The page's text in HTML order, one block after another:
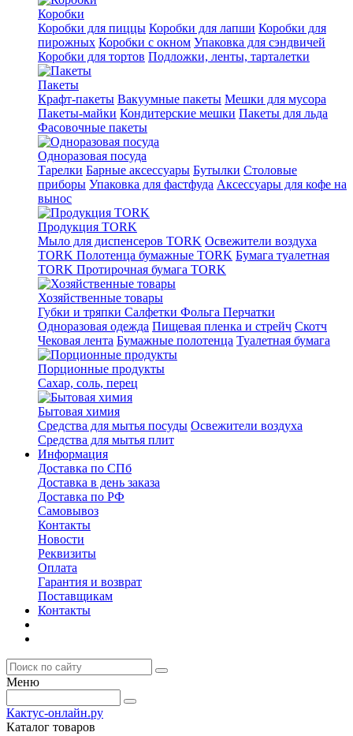
Коробки
Коробки для пиццы Коробки для лапши Коробки для
пирожных Коробки с окном Упаковка для сэндвичей
Коробки для тортов Подложки, ленты, тарталетки
Пакеты
Крафт-пакеты Вакуумные пакеты Мешки для мусора
Пакеты-майки Кондитерские мешки Пакеты для льда
Фасовочные пакеты
Одноразовая посуда
Тарелки Барные аксессуары Бутылки Столовые
приборы Упаковка для фастфуда Аксессуары для кофе на
вынос
Продукция TORK
Мыло для диспенсеров TORK Освежители воздуха
TORK Полотенца бумажные TORK Бумага туалетная
TORK Протирочная бумага TORK
Хозяйственные товары
Губки и тряпки Салфетки Фольга Перчатки
Одноразовая одежда Пищевая пленка и стрейч Скотч
Чековая лента Бумажные полотенца Туалетная бумага
Порционные продукты
Сахар, соль, перец
Бытовая химия
Средства для мытья посуды Освежители воздуха
Средства для мытья плит
Информация
Доставка по СПб
Доставка в день заказа
Доставка по РФ
Самовывоз
Контакты
Новости
Реквизиты
Оплата
Гарантия и возврат
Поставщикам
Контакты
Меню
Кактус-онлайн.ру
Каталог товаров